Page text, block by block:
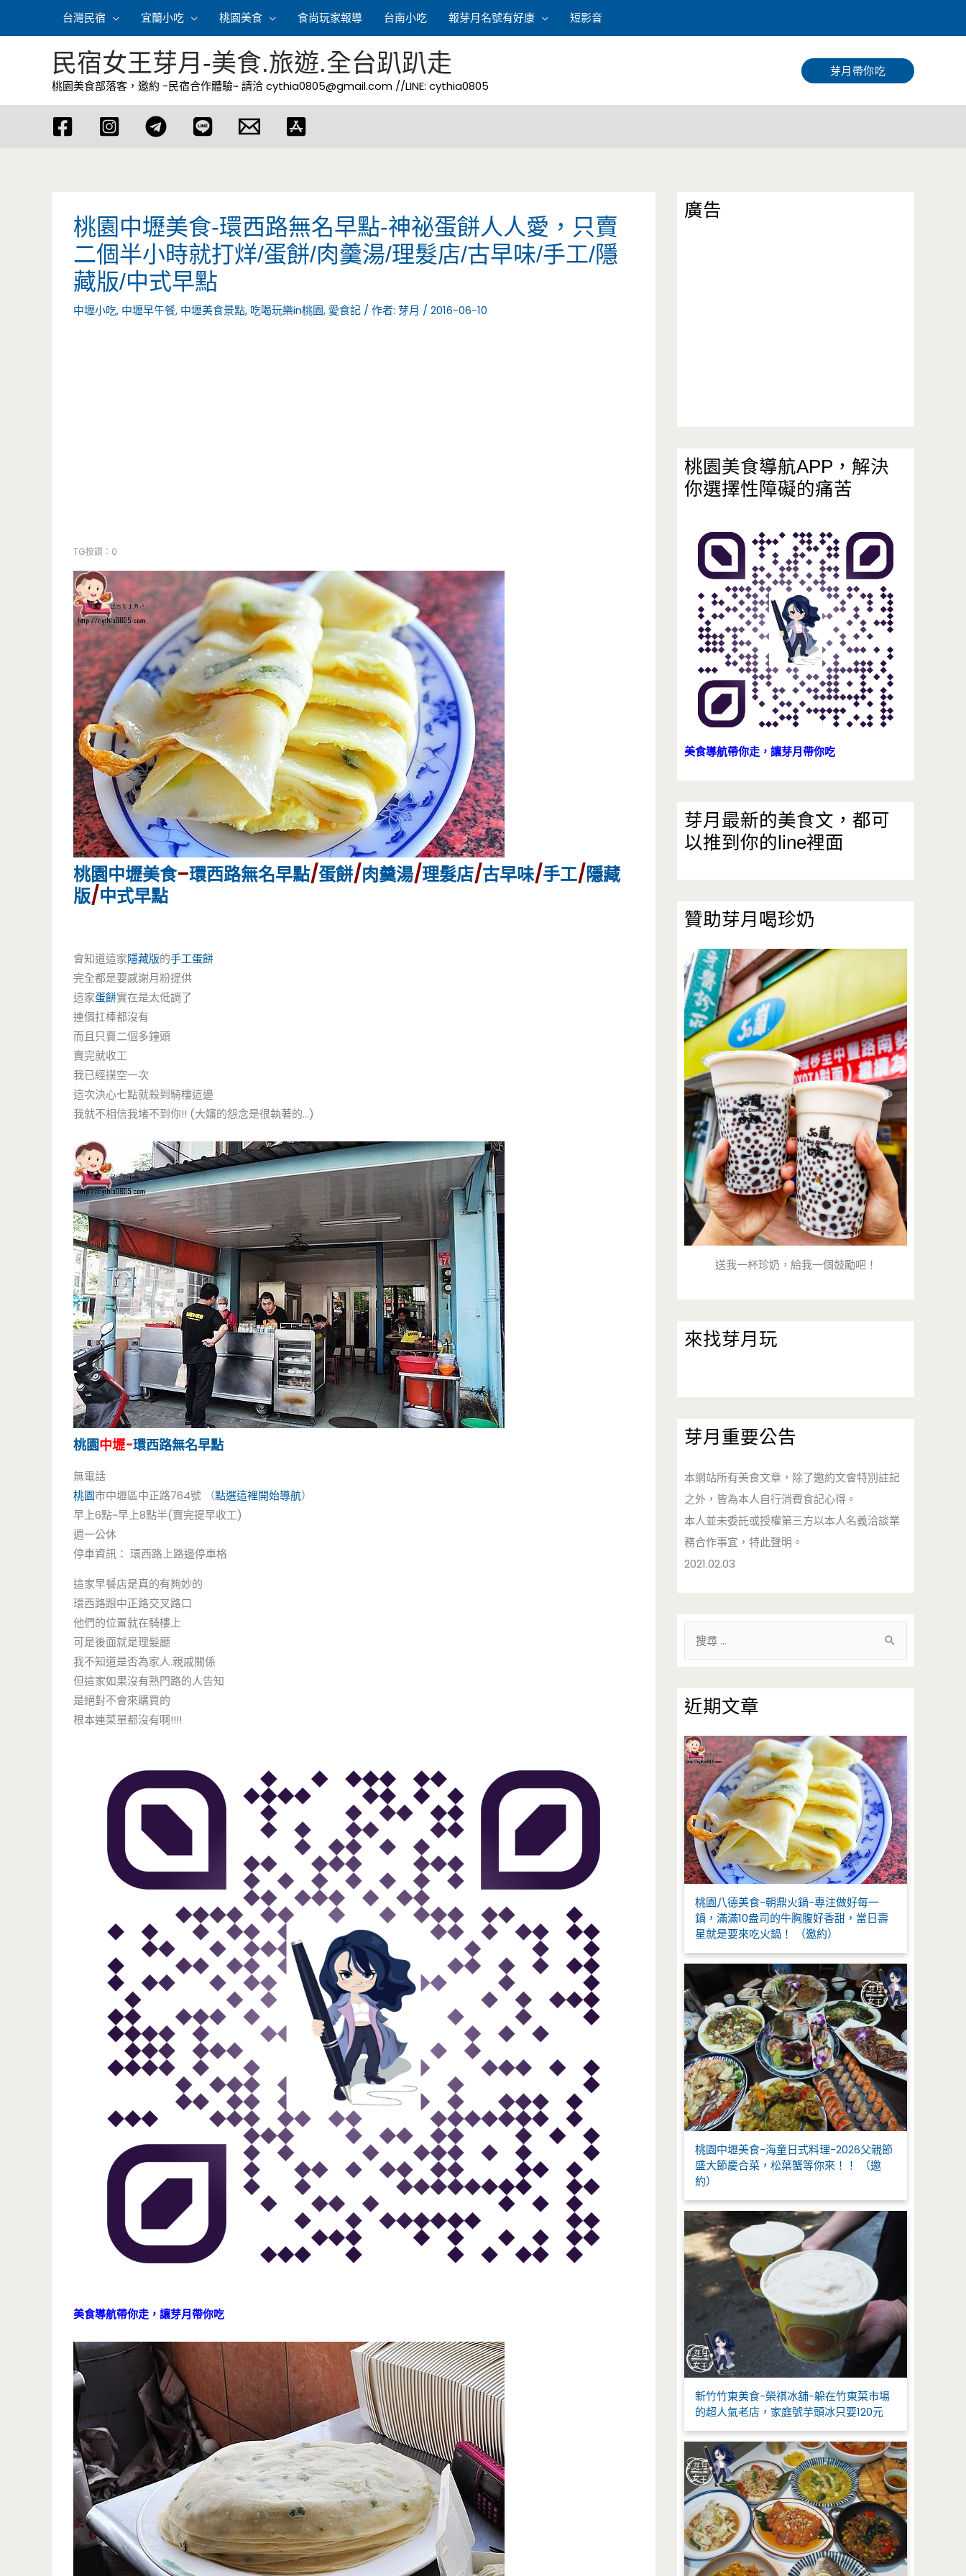
容
台灣民宿 宜蘭小吃 桃園美食 食尚玩家報導 台南小吃 報芽月名號有好康 短影音
尋
民宿女王芽月-美食.旅遊.全台趴趴走
桃園美食部落客，邀約 -民宿合作體驗~ 請洽cythia0805@gmail.com //LINE: cythia0805
芽月帶你吃
桃園中壢美食-環西路無名早點-神祕蛋餅人人愛，只賣
二個半小時就打烊/蛋餅/肉羹湯/理髮店/古早味/手工/隱
藏版/中式早點
中壢小吃, 中壢早午餐, 中壢美食景點, 吃喝玩樂in桃園, 愛食記 / 作者: 芽月 / 2016-06-10
TG按讚：0
桃園中壢美食–環西路無名早點/蛋餅/肉羹湯/理髮店/古早味/手工/隱藏
版/中式早點
會知道這家隱藏版的手工蛋餅
完全都是要感謝月粉提供
這家蛋餅實在是太低調了
連個扛棒都沒有
而且只賣二個多鐘頭
賣完就收工
我已經撲空一次
這次決心七點就殺到騎樓這邊
我就不相信我堵不到你!! (大嬸的怨念是很執著的…)
桃園中壢-環西路無名早點
無電話
桃園市中壢區中正路764號 （點選這裡開始導航）
早上6點~早上8點半(賣完提早收工)
週一公休
停車資訊： 環西路上路邊停車格
這家早餐店是真的有夠妙的
環西路跟中正路交叉路口
他們的位置就在騎樓上
可是後面就是理髮廳
我不知道是否為家人.親戚關係
但這家如果沒有熟門路的人告知
是絕對不會來購買的
根本連菜單都沒有啊!!!!
美食導航帶你走，讓芽月帶你吃
廣告
桃園美食導航APP，解決
你選擇性障礙的痛苦
美食導航帶你走，讓芽月帶你吃
芽月最新的美食文，都可
以推到你的line裡面
贊助芽月喝珍奶
送我一杯珍奶，給我一個鼓勵吧！
來找芽月玩
芽月重要公告
本網站所有美食文章，除了邀約文會特別註記
之外，皆為本人自行消費食記心得。
本人並未委託或授權第三方以本人名義洽談業
務合作事宜，特此聲明。
2021.02.03
鍵
字
:
近期文章
桃園八德美食-朝鼎火鍋-專注做好每一
鍋，滿滿10盎司的牛胸腹好香甜，當日壽
星就是要來吃火鍋！ （邀約）
桃園中壢美食-海童日式料理-2026父親節
盛大節慶合菜，松葉蟹等你來！！ （邀
約）
新竹竹東美食-榮祺冰舖-躲在竹東菜市場
的超人氣老店，家庭號芋頭冰只要120元